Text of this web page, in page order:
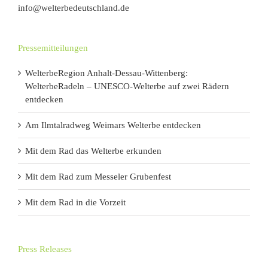
info@welterbedeutschland.de
Pressemitteilungen
WelterbeRegion Anhalt-Dessau-Wittenberg:
WelterbeRadeln – UNESCO-Welterbe auf zwei Rädern
entdecken
Am Ilmtalradweg Weimars Welterbe entdecken
Mit dem Rad das Welterbe erkunden
Mit dem Rad zum Messeler Grubenfest
Mit dem Rad in die Vorzeit
Press Releases